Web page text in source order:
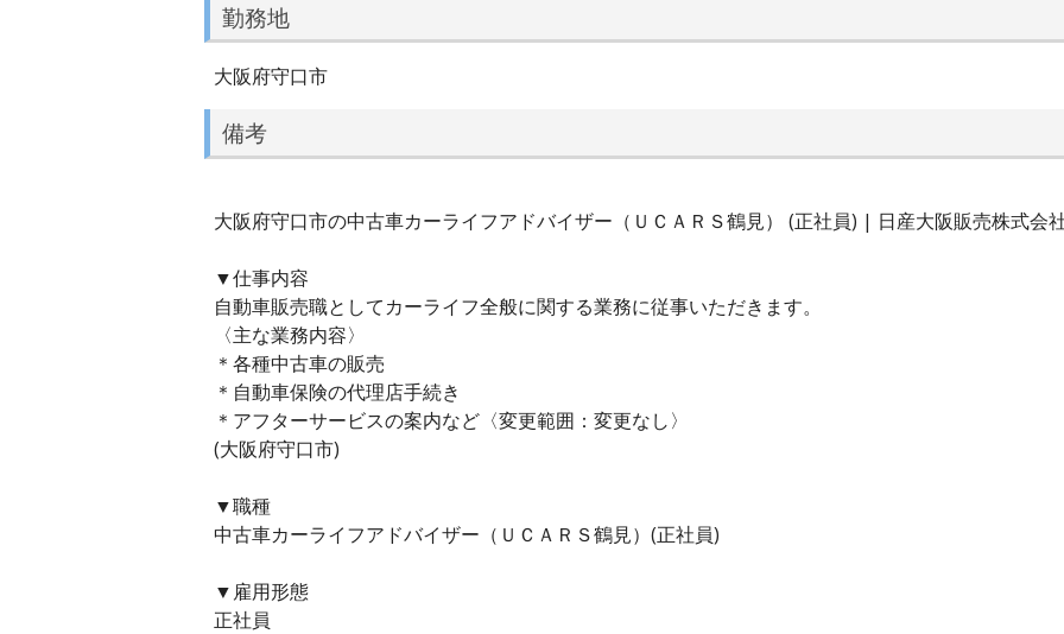
勤務地
大阪府守口市
備考
大阪府守口市の中古車カーライフアドバイザー（ＵＣＡＲＳ鶴見） (正社員) | 日産大阪販売株式会
▼仕事内容
自動車販売職としてカーライフ全般に関する業務に従事いただきます。
〈主な業務内容〉
＊各種中古車の販売
＊自動車保険の代理店手続き
＊アフターサービスの案内など〈変更範囲：変更なし〉
(大阪府守口市)
▼職種
中古車カーライフアドバイザー（ＵＣＡＲＳ鶴見）(正社員)
▼雇用形態
正社員